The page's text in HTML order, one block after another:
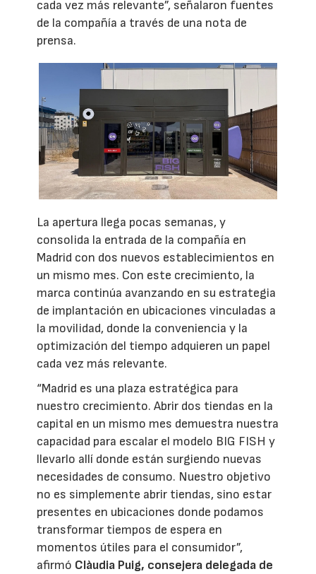
cada vez más relevante”, señalaron fuentes
de la compañía a través de una nota de
prensa.
La apertura llega pocas semanas, y
consolida la entrada de la compañía en
Madrid con dos nuevos establecimientos en
un mismo mes. Con este crecimiento, la
marca continúa avanzando en su estrategia
de implantación en ubicaciones vinculadas a
la movilidad, donde la conveniencia y la
optimización del tiempo adquieren un papel
cada vez más relevante.
“Madrid es una plaza estratégica para
nuestro crecimiento. Abrir dos tiendas en la
capital en un mismo mes demuestra nuestra
capacidad para escalar el modelo BIG FISH y
llevarlo allí donde están surgiendo nuevas
necesidades de consumo. Nuestro objetivo
no es simplemente abrir tiendas, sino estar
presentes en ubicaciones donde podamos
transformar tiempos de espera en
momentos útiles para el consumidor”,
afirmó Clàudia Puig, consejera delegada de